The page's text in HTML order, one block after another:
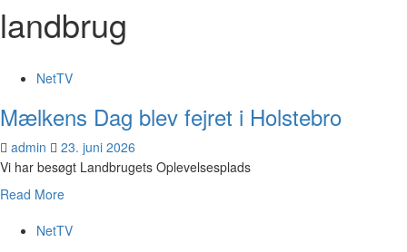
landbrug
NetTV
Mælkens Dag blev fejret i Holstebro
admin
23. juni 2026
Vi har besøgt Landbrugets Oplevelsesplads
Read More
NetTV